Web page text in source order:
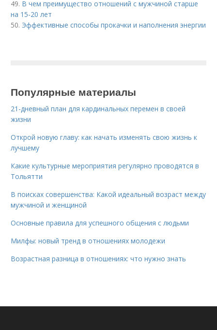
49. В чем преимущество отношений с мужчиной старше
на 15-20 лет
50. Эффективные способы прокачки и наполнения энергии
Популярные материалы
21-дневный план для кардинальных перемен в своей
жизни
Открой новую главу: как начать изменять свою жизнь к
лучшему
Какие культурные мероприятия регулярно проводятся в
Тольятти
В поисках совершенства: Какой идеальный возраст между
мужчиной и женщиной
Основные правила для успешного общения с людьми
Милфы: новый тренд в отношениях молодежи
Возрастная разница в отношениях: что нужно знать